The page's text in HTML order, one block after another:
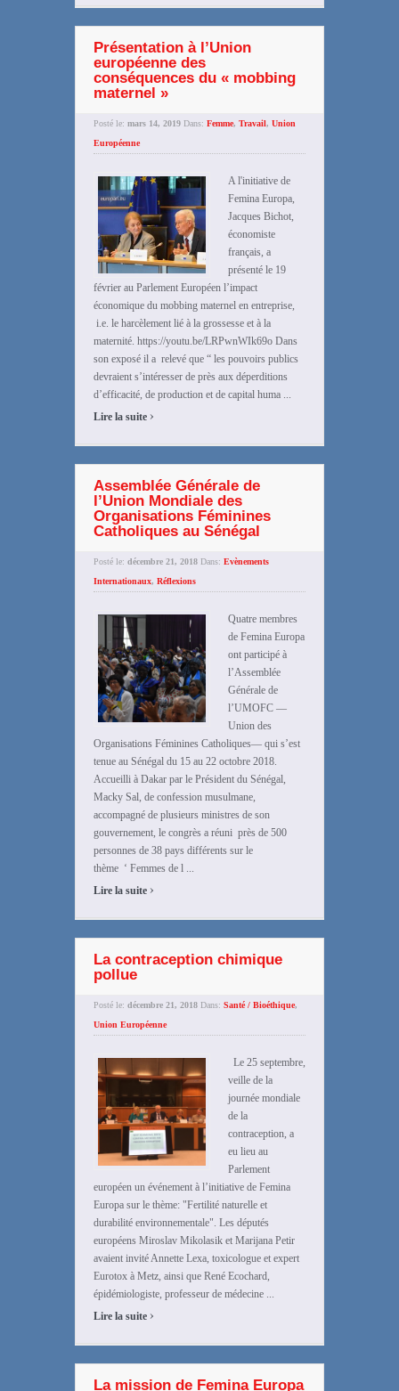
Présentation à l’Union
européenne des
conséquences du « mobbing
maternel »
Posté le: mars 14, 2019 Dans: Femme, Travail, Union
Européenne
A l'initiative de
Femina Europa,
Jacques Bichot,
économiste
français, a
présenté le 19
février au Parlement Européen l’impact
économique du mobbing maternel en entreprise,
i.e. le harcèlement lié à la grossesse et à la
maternité. https://youtu.be/LRPwnWIk69o Dans
son exposé il a relevé que “ les pouvoirs publics
devraient s’intéresser de près aux déperditions
d’efficacité, de production et de capital huma ...
Lire la suite ›
Assemblée Générale de
l’Union Mondiale des
Organisations Féminines
Catholiques au Sénégal
Posté le: décembre 21, 2018 Dans: Evènements
Internationaux, Réflexions
Quatre membres
de Femina Europa
ont participé à
l’Assemblée
Générale de
l’UMOFC —
Union des
Organisations Féminines Catholiques— qui s’est
tenue au Sénégal du 15 au 22 octobre 2018.
Accueilli à Dakar par le Président du Sénégal,
Macky Sal, de confession musulmane,
accompagné de plusieurs ministres de son
gouvernement, le congrès a réuni près de 500
personnes de 38 pays différents sur le
thème ‘ Femmes de l ...
Lire la suite ›
La contraception chimique
pollue
Posté le: décembre 21, 2018 Dans: Santé / Bioéthique,
Union Européenne
Le 25 septembre,
veille de la
journée mondiale
de la
contraception, a
eu lieu au
Parlement
européen un événement à l’initiative de Femina
Europa sur le thème: "Fertilité naturelle et
durabilité environnementale". Les députés
européens Miroslav Mikolasik et Marijana Petir
avaient invité Annette Lexa, toxicologue et expert
Eurotox à Metz, ainsi que René Ecochard,
épidémiologiste, professeur de médecine ...
Lire la suite ›
La mission de Femina Europa